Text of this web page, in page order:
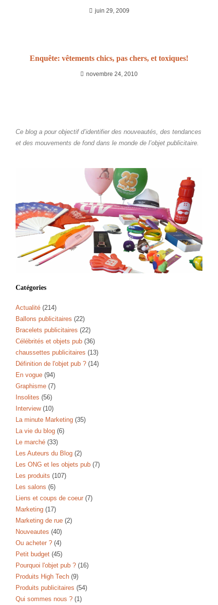
juin 29, 2009
Enquête: vêtements chics, pas chers, et toxiques!
novembre 24, 2010
Ce blog a pour objectif d’identifier des nouveautés, des tendances
et des mouvements de fond dans le monde de l’objet publicitaire.
Catégories
Actualité (214)
Ballons publicitaires (22)
Bracelets publicitaires (22)
Célébrités et objets pub (36)
chaussettes publicitaires (13)
Définition de l'objet pub ? (14)
En vogue (94)
Graphisme (7)
Insolites (56)
Interview (10)
La minute Marketing (35)
La vie du blog (6)
Le marché (33)
Les Auteurs du Blog (2)
Les ONG et les objets pub (7)
Les produits (107)
Les salons (6)
Liens et coups de coeur (7)
Marketing (17)
Marketing de rue (2)
Nouveautes (40)
Ou acheter ? (4)
Petit budget (45)
Pourquoi l'objet pub ? (16)
Produits High Tech (9)
Produits publicitaires (54)
Qui sommes nous ? (1)